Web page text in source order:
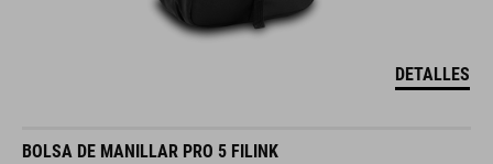
DETALLES
BOLSA DE MANILLAR PRO 5 FILINK